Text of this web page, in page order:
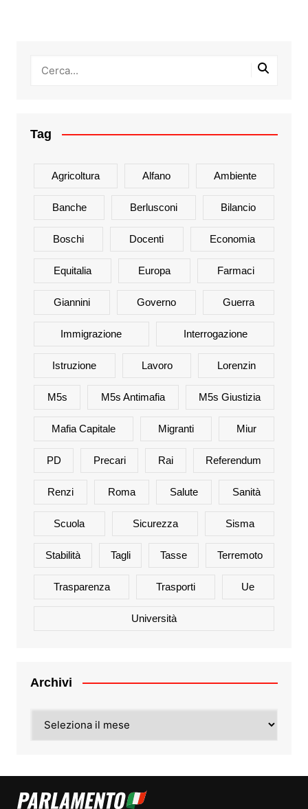
Tag
Agricoltura Alfano Ambiente
Banche Berlusconi Bilancio
Boschi Docenti Economia
Equitalia Europa Farmaci
Giannini Governo Guerra
Immigrazione Interrogazione
Istruzione Lavoro Lorenzin
M5s M5s Antimafia M5s Giustizia
Mafia Capitale Migranti Miur
PD Precari Rai Referendum
Renzi Roma Salute Sanità
Scuola Sicurezza Sisma
Stabilità Tagli Tasse Terremoto
Trasparenza Trasporti Ue
Università
Archivi